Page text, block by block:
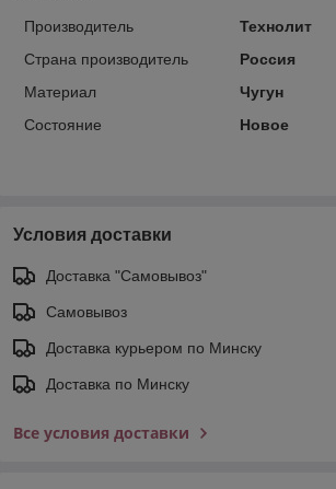
Производитель
Технолит
Страна производитель
Россия
Материал
Чугун
Состояние
Новое
Условия доставки
Доставка "Самовывоз"
Самовывоз
Доставка курьером по Минску
Доставка по Минску
Все условия доставки